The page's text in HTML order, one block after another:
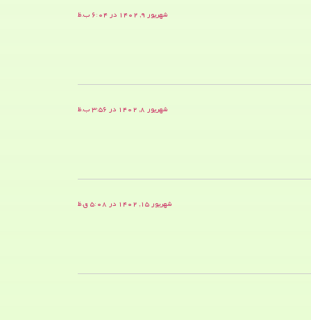
شهریور ۹, ۱۴۰۲ در ۶:۰۴ ب.ظ
شهریور ۸, ۱۴۰۲ در ۳:۵۶ ب.ظ
شهریور ۱۵, ۱۴۰۲ در ۵:۰۸ ق.ظ